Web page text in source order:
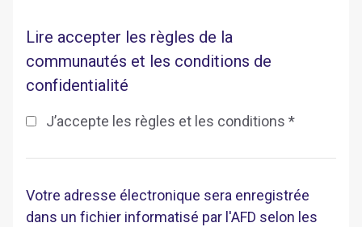
Lire accepter les règles de la
communautés et les conditions de
confidentialité
J’accepte les règles et les conditions *
Votre adresse électronique sera enregistrée
dans un fichier informatisé par l'AFD selon les